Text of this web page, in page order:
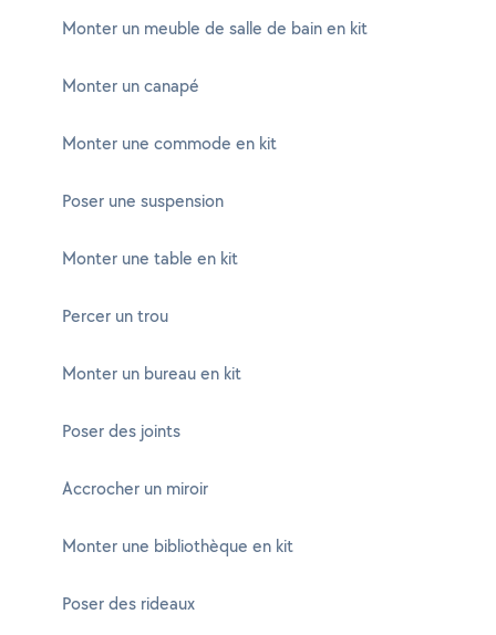
Monter un meuble de salle de bain en kit
Monter un canapé
Monter une commode en kit
Poser une suspension
Monter une table en kit
Percer un trou
Monter un bureau en kit
Poser des joints
Accrocher un miroir
Monter une bibliothèque en kit
Poser des rideaux